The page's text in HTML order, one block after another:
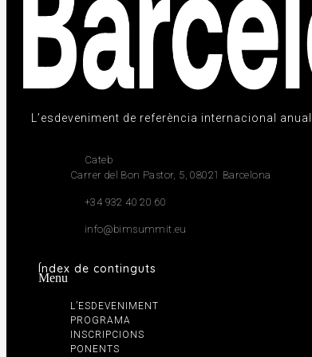
L’esdeveniment de referència internacional
Cateb
Carrer del Bon Pastor, 5, 08021 Barcelona
+34 932 40 20 60
info@bimsummit.eu
Índex de continguts
Menu
L’ESDEVENIMENT
PROGRAMA
INSCRIPCIONS
PONENTS